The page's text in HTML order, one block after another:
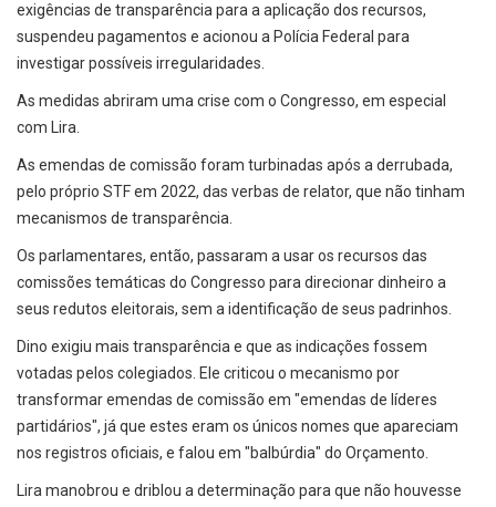
exigências de transparência para a aplicação dos recursos,
suspendeu pagamentos e acionou a Polícia Federal para
investigar possíveis irregularidades.
As medidas abriram uma crise com o Congresso, em especial
com Lira.
As emendas de comissão foram turbinadas após a derrubada,
pelo próprio STF em 2022, das verbas de relator, que não tinham
mecanismos de transparência.
Os parlamentares, então, passaram a usar os recursos das
comissões temáticas do Congresso para direcionar dinheiro a
seus redutos eleitorais, sem a identificação de seus padrinhos.
Dino exigiu mais transparência e que as indicações fossem
votadas pelos colegiados. Ele criticou o mecanismo por
transformar emendas de comissão em "emendas de líderes
partidários", já que estes eram os únicos nomes que apareciam
nos registros oficiais, e falou em "balbúrdia" do Orçamento.
Lira manobrou e driblou a determinação para que não houvesse